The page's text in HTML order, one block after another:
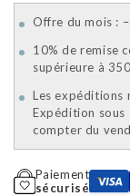
Offre du mois :
10% de remise
supérieure à
Les expéditions
Expédition sous
compter du
Paiement
sécurisé